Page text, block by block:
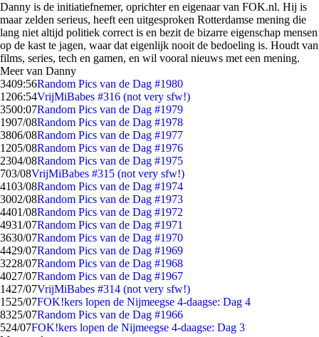
Danny is de initiatiefnemer, oprichter en eigenaar van FOK.nl. Hij is
maar zelden serieus, heeft een uitgesproken Rotterdamse mening die
lang niet altijd politiek correct is en bezit de bizarre eigenschap mensen
op de kast te jagen, waar dat eigenlijk nooit de bedoeling is. Houdt van
films, series, tech en gamen, en wil vooral nieuws met een mening.
Meer van Danny
3409:56Random Pics van de Dag #1980
1206:54VrijMiBabes #316 (not very sfw!)
3500:07Random Pics van de Dag #1979
1907/08Random Pics van de Dag #1978
3806/08Random Pics van de Dag #1977
1205/08Random Pics van de Dag #1976
2304/08Random Pics van de Dag #1975
703/08VrijMiBabes #315 (not very sfw!)
4103/08Random Pics van de Dag #1974
3002/08Random Pics van de Dag #1973
4401/08Random Pics van de Dag #1972
4931/07Random Pics van de Dag #1971
3630/07Random Pics van de Dag #1970
4429/07Random Pics van de Dag #1969
3228/07Random Pics van de Dag #1968
4027/07Random Pics van de Dag #1967
1427/07VrijMiBabes #314 (not very sfw!)
1525/07FOK!kers lopen de Nijmeegse 4-daagse: Dag 4
8325/07Random Pics van de Dag #1966
524/07FOK!kers lopen de Nijmeegse 4-daagse: Dag 3